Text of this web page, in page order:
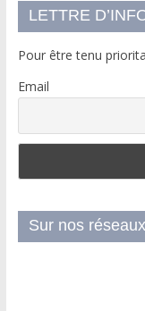
LETTRE
Pour être tenu
Email
Sur nos